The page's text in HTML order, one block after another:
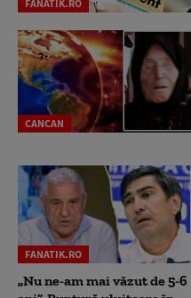
FANATIK.RO
CANCAN
FANATIK.RO
„Nu ne-am mai văzut de 5-6